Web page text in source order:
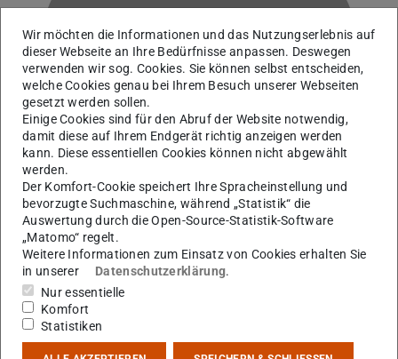
V
Arbeitsgebiet(e)
A04
Kontakt
Wir möchten die Informationen und das Nutzungserlebnis auf
dieser Webseite an Ihre Bedürfnisse anpassen. Deswegen
verwenden wir sog. Cookies. Sie können selbst entscheiden,
welche Cookies genau bei Ihrem Besuch unserer Webseiten
gesetzt werden sollen.
Einige Cookies sind für den Abruf der Website notwendig,
damit diese auf Ihrem Endgerät richtig anzeigen werden
kann. Diese essentiellen Cookies können nicht abgewählt
werden.
Der Komfort-Cookie speichert Ihre Spracheinstellung und
bevorzugte Suchmaschine, während „Statistik“ die
Auswertung durch die Open-Source-Statistik-Software
„Matomo“ regelt.
Weitere Informationen zum Einsatz von Cookies erhalten Sie
in unserer
Datenschutzerklärung.
Nur essentielle
Komfort
Statistiken